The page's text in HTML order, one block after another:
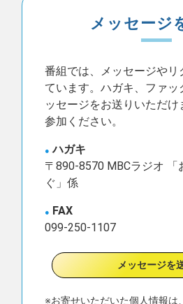
メッセージ
番組では、メッセージやリ
ています。ハガキ、ファッ
ッセージをお送りいただ
参加ください。
ハガキ
〒890-8570 MBCラジオ 「
ぐ」係
FAX
099-250-1107
メッセージを
※お寄せいただいた個人情報は